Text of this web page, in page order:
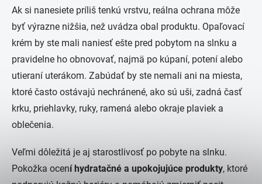
Ak si nanesiete príliš tenkú vrstvu, reálna ochrana môže
byť výrazne nižšia, než uvádza obal produktu. Opaľovací
krém by ste mali naniesť ešte pred pobytom na slnku a
pravidelne ho obnovovať, najmä po kúpaní, potení alebo
utieraní uterákom. Zabúdať by ste nemali ani na miesta,
ktoré často ostávajú nechránené, ako sú uši, zadná časť
krku, priehlavky, ruky, ramená alebo okraje plaviek a
oblečenia.
Veľmi dôležitá je aj starostlivosť po pobyte na slnku.
Pokožka ocení hydratačné a upokojujúce produkty, ktoré